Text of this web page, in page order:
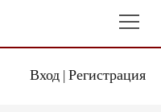
Вход| Регистрация